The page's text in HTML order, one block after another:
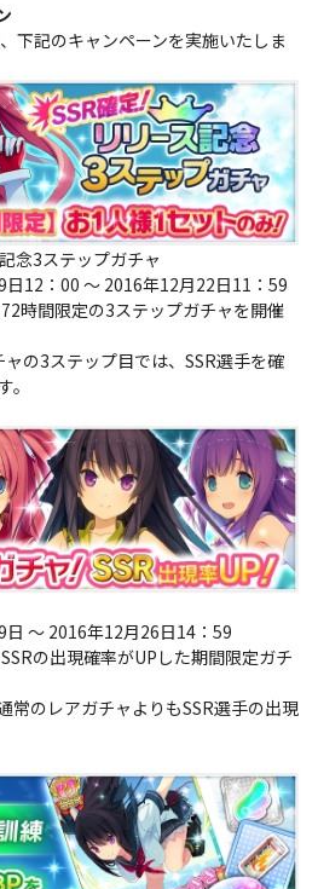
下記のキャンペーンを実施いたしま
念3ステップガチャ
日12：00 ～ 2016年12月22日11：59
時間限定の3ステップガチャを開催
の3ステップ目では、SSR選手を確
日 ～ 2016年12月26日14：59
の出現確率がUPした期間限定ガチ
常のレアガチャよりもSSR選手の出現